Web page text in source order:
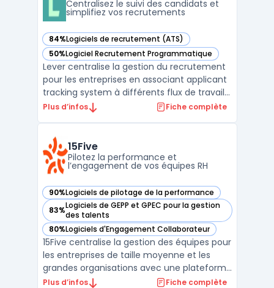
professio ...
Centralisez le suivi des candidats et
simplifiez vos recrutements
84%Logiciels de recrutement (ATS)
— voir Lever dans cette catégorie
50%Logiciel Recrutement Programmatique
— voir Lever dans cette catégorie
Lever centralise la gestion du recrutement
pour les entreprises en associant applicant
tracking system à différents flux de travail
RH sur une plateforme. Les équipes
outil pour organiser et automatiser les
étapes ...
Plus d’infos Fiche complète
15Five
Pilotez la performance et
l’engagement de vos équipes RH
90%Logiciels de pilotage de la performance
— voir 15Five dans cette catégorie
83%Logiciels de GEPP et GPEC pour la gestion
des talents
— voir 15Five dans cette catégorie
80%Logiciels d'Engagement Collaborateur
— voir 15Five dans cette catégorie
15Five centralise la gestion des équipes pour
les entreprises de taille moyenne et les
grandes organisations avec une plateforme
orientée performance management. Ce
Plus d’infos Fiche complète